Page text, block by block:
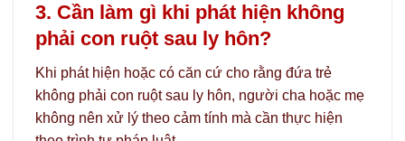
3. Cần làm gì khi phát hiện không
phải con ruột sau ly hôn?
Khi phát hiện hoặc có căn cứ cho rằng đứa trẻ
không phải con ruột sau ly hôn, người cha hoặc mẹ
không nên xử lý theo cảm tính mà cần thực hiện